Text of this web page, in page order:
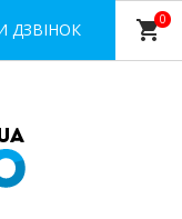
ДЗВІНОК shopping_cart0